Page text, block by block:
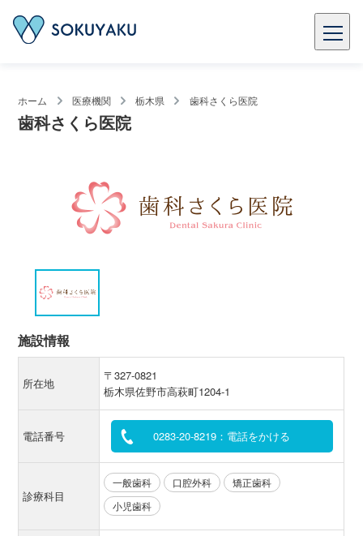
ホーム 医療機関 栃木県 歯科さくら医院
歯科さくら医院
施設情報
所在地
〒327-0821
栃木県佐野市高萩町1204-1
電話番号 0283-20-8219：電話をかける
診療科目
一般歯科 口腔外科
矯正歯科
小児歯科